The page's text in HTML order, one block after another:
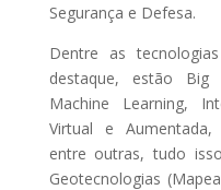
Segurança e Defesa.
Dentre as
destaque, estão Big
Machine Learning,
Virtual e
entre outras, tudo
Geotecnologias